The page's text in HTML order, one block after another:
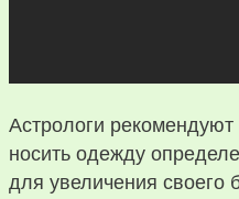
Астрологи
носить одежду
для увеличения своего